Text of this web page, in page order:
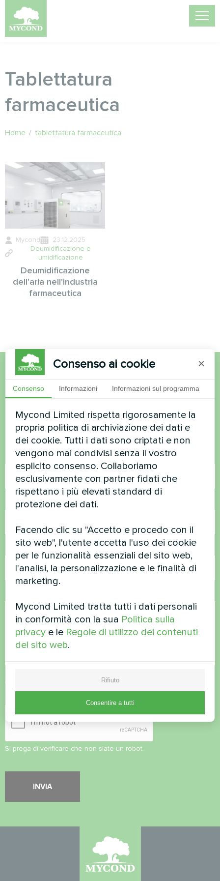
Tablettatura
farmaceutica
Home / tablettatura farmaceutica
Mycond
23.12.2025
Deumidificazione e
umidificazione
Deumidificazione
dell'aria nell'industria
farmaceutica
Volete acquistare o avete
domande?
Contattateci e vi aiuteremo
Nome
Numero di telefono
Email
informativa sulla privacy
Si prega di verificare che non siate un robot.
Consenso ai cookie ×
Consenso Informazioni Informazioni sul programma
Mycond Limited rispetta rigorosamente la
propria politica di archiviazione dei dati e
dei cookie. Tutti i dati sono criptati e non
vengono mai condivisi senza il vostro
esplicito consenso. Collaboriamo
esclusivamente con partner fidati che
rispettano i più elevati standard di
protezione dei dati.
Facendo clic su "Accetto e procedo con il
sito web", l'utente accetta l'uso dei cookie
per le funzionalità essenziali del sito web,
l'analisi, la personalizzazione e le finalità di
marketing.
Mycond Limited tratta tutti i dati personali
in conformità con la sua Politica sulla
privacy e le Regole di utilizzo dei contenuti
del sito web.
Rifiuto
Consentire a tutti